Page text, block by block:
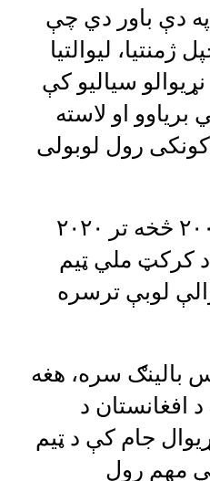
دې باور دي چې
ژمنتیا، لیوالتیا
سیالیو کې
بریاوو او لاسته
رول لوبولی
شاپور ځدران له ۲۰۰۹ څخه تر ۲۰۲۰
د کرکټ ملي ټیم
۸۰ نړیوالې لوبې ترسره
بالینګ سره، هغه
د افغانستان د
او د ۲۰۱۵ نړیوال جام کې د ټیم
مهم رول